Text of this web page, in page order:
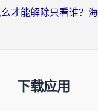
下载应用